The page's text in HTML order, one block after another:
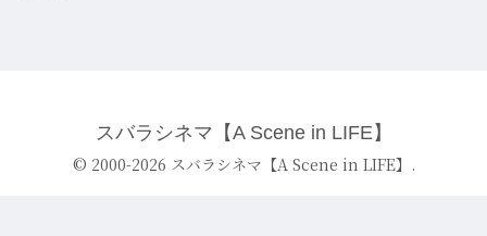
スバラシネマ【A Scene in LIFE】
© 2000-2026 スバラシネマ【A Scene in LIFE】.